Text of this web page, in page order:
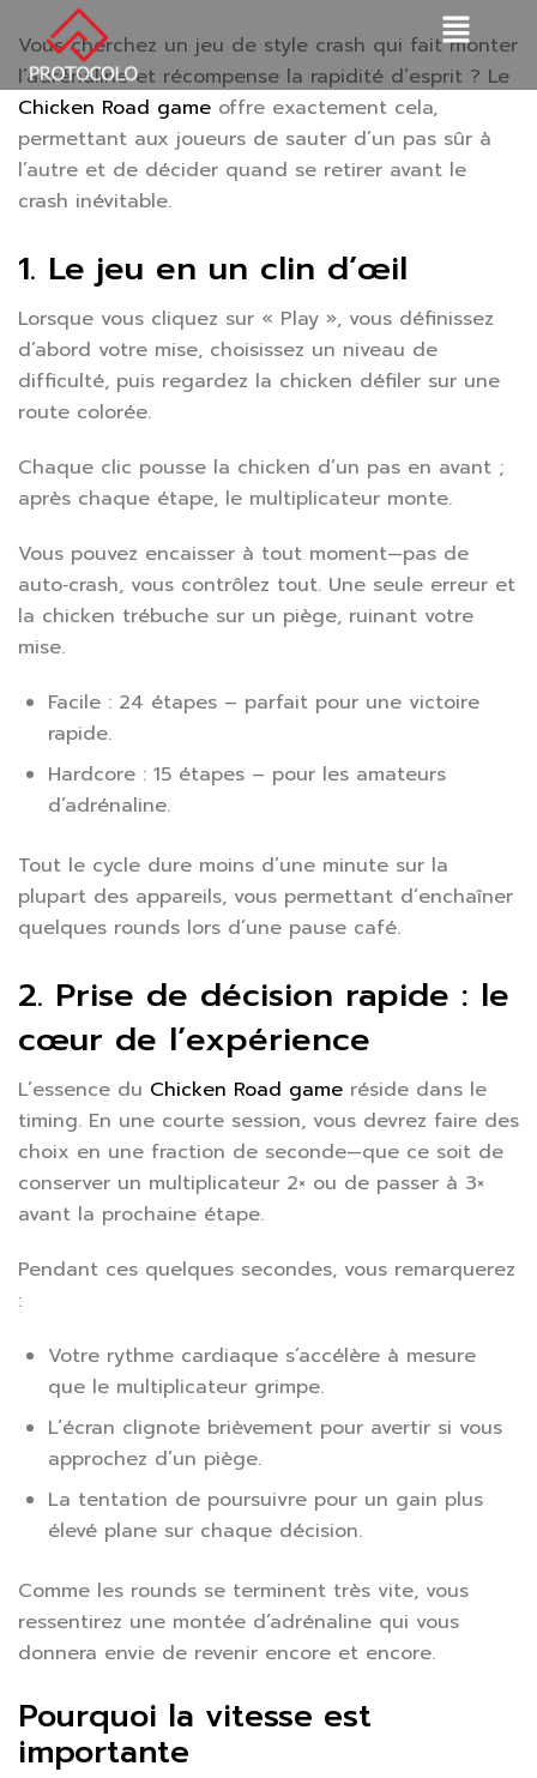
Vous cherchez un jeu de style crash qui fait monter
l’adrénaline et récompense la rapidité d’esprit ? Le
Chicken Road game offre exactement cela,
permettant aux joueurs de sauter d’un pas sûr à
l’autre et de décider quand se retirer avant le
crash inévitable.
1. Le jeu en un clin d’œil
Lorsque vous cliquez sur « Play », vous définissez
d’abord votre mise, choisissez un niveau de
difficulté, puis regardez la chicken défiler sur une
route colorée.
Chaque clic pousse la chicken d’un pas en avant ;
après chaque étape, le multiplicateur monte.
Vous pouvez encaisser à tout moment—pas de
auto‑crash, vous contrôlez tout. Une seule erreur et
la chicken trébuche sur un piège, ruinant votre
mise.
Facile : 24 étapes – parfait pour une victoire
rapide.
Hardcore : 15 étapes – pour les amateurs
d’adrénaline.
Tout le cycle dure moins d’une minute sur la
plupart des appareils, vous permettant d’enchaîner
quelques rounds lors d’une pause café.
2. Prise de décision rapide : le
cœur de l’expérience
L’essence du Chicken Road game réside dans le
timing. En une courte session, vous devrez faire des
choix en une fraction de seconde—que ce soit de
conserver un multiplicateur 2× ou de passer à 3×
avant la prochaine étape.
Pendant ces quelques secondes, vous remarquerez
:
Votre rythme cardiaque s’accélère à mesure
que le multiplicateur grimpe.
L’écran clignote brièvement pour avertir si vous
approchez d’un piège.
La tentation de poursuivre pour un gain plus
élevé plane sur chaque décision.
Comme les rounds se terminent très vite, vous
ressentirez une montée d’adrénaline qui vous
donnera envie de revenir encore et encore.
Pourquoi la vitesse est
importante